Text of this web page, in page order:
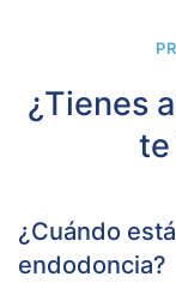
¿Tienes
te
¿Cuándo
endodoncia?